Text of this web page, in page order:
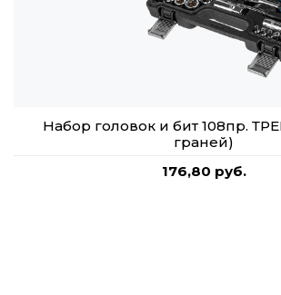
Набор головок и бит 108пр.
граней)
176,80 руб.